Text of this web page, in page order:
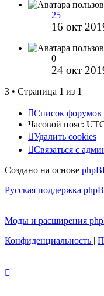
25
16 окт
0
24 окт
3 • Страница 1 из 1
Список форумов
Часовой пояс:
Удалить cookies
Связаться с
Создано на основе
Русская поддержка
Моды и расширения
Конфиденциальность |